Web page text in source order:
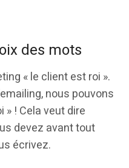
des mots
« le client est roi ».
nous pouvons
» ! Cela veut dire
devez avant tout
écrivez.